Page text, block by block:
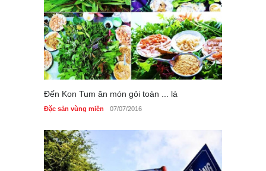
Đến Kon Tum ăn món gỏi toàn ... lá
Đặc sản vùng miền 07/07/2016